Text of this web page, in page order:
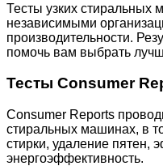
Тесты узких стиральных
независимыми
производительности.
помочь вам выбрать
Тесты Consumer
Consumer Reports
стиральных машинах, в
стирки, удаление пятен,
энергоэффективность.